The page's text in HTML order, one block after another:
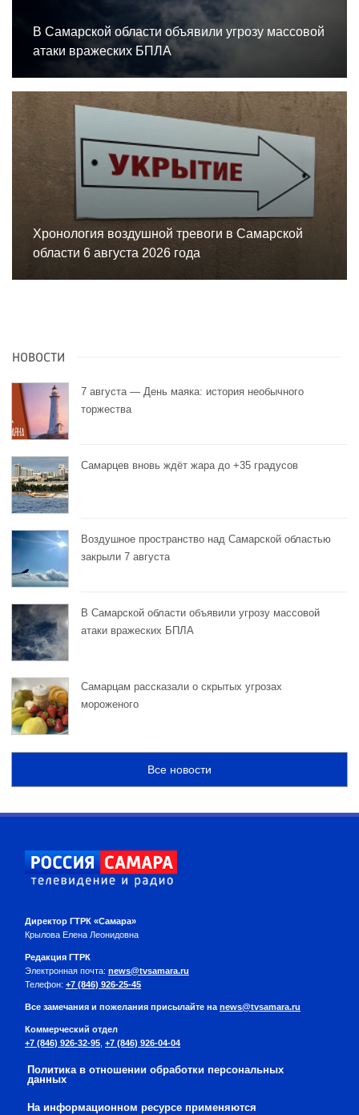
В Самарской области объявили угрозу массовой
атаки вражеских БПЛА
Хронология воздушной тревоги в Самарской
области 6 августа 2026 года
НОВОСТИ
7 августа — День маяка: история необычного
торжества
Самарцев вновь ждёт жара до +35 градусов
Воздушное пространство над Самарской областью
закрыли 7 августа
В Самарской области объявили угрозу массовой
атаки вражеских БПЛА
Самарцам рассказали о скрытых угрозах
мороженого
Все новости
Директор ГТРК «Самара»
Крылова Елена Леонидовна
Редакция ГТРК
Электронная почта: news@tvsamara.ru
Телефон: +7 (846) 926-25-45
Все замечания и пожелания присылайте на news@tvsamara.ru
Коммерческий отдел
+7 (846) 926-32-95 +7 (846) 926-04-04
Политика в отношении обработки персональных
данных
На информационном ресурсе применяются